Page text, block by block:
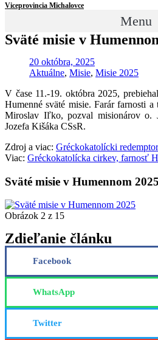
Viceprovincia Michalovce
Menu
Sväté misie v
20 októbra, 2025
Aktuálne, Misie, Misie 2025
V čase 11.-19. októbra 2025,
Humenné sväté misie. Farár farnosti
Miroslav Iľko, pozval misionárov o.
Jozefa Kišáka CSsR.
Zdroj a viac: Gréckokatolícki
Viac: Gréckokatolícka cirkev, farnosť
Sväté misie v Humennom 2025
Obrázok 2 z 15
Zdieľanie článku
Facebook
WhatsApp
Twitter